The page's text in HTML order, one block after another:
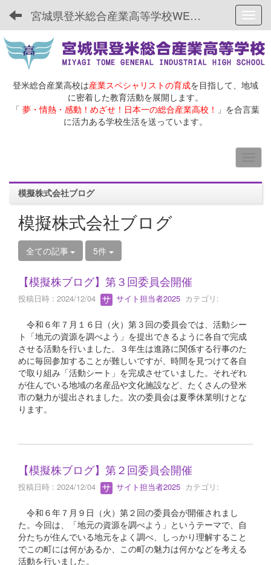
宮城県登米総合産業高等学校WEBサイト
登米総合産業高校は産業スペシャリストの育成を目指して、地域
に密着した教育活動を展開します。
「 夢・情熱・感動！めざせ！日本一の総合産業高校！ 」を合言葉
に活力ある学校生活を送っています。
模擬株式会社ブログ
模擬株式会社ブログ
全ての記事 5件
【模擬株ブログ】第３回委員会開催
投稿日時 : 2024/12/04 サイト担当者2025 カテゴリ:
令和６年７月１６日（火）第３回の委員会では、活動シー
ト「地元の資源を調べよう」を提出できるように各自で完成
させる活動を行いました。３年生は進路に関係する行事のた
めに毎回参加することが難しいですが、時間を見つけて各自
で取り組み「活動シート」を完成させていました。それぞれ
が住んでいる地域の名産品や文化施設など、たくさんの登米
市の魅力が提出されました。次の委員会は夏季休業明けとな
ります。
【模擬株ブログ】第２回委員会開催
投稿日時 : 2024/12/04 サイト担当者2025 カテゴリ:
令和６年７月９日（火）第２回の委員会が開催されまし
た。今回は、「地元の資源を調べよう」というテーマで、自
分たちが住んでいる地元をよく調べ、しっかり理解すること
でこの町には何があるか、この町の魅力は何かなどを考える
活動を行いました。